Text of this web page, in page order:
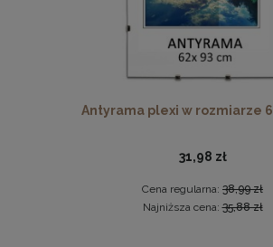
Drewniana, frezowana ramka na
rozmiarze 15 x 21 cm w
14,99 zł
DO KOSZYKA
Antyrama plexi w rozmiarze
31,98 zł
Cena regularna: 38,99 zł
Najniższa cena:35,88 zł